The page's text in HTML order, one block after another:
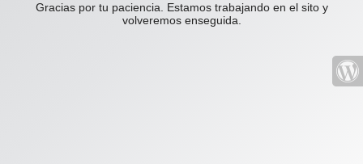
Gracias por tu paciencia. Estamos trabajando en el sito y
volveremos enseguida.